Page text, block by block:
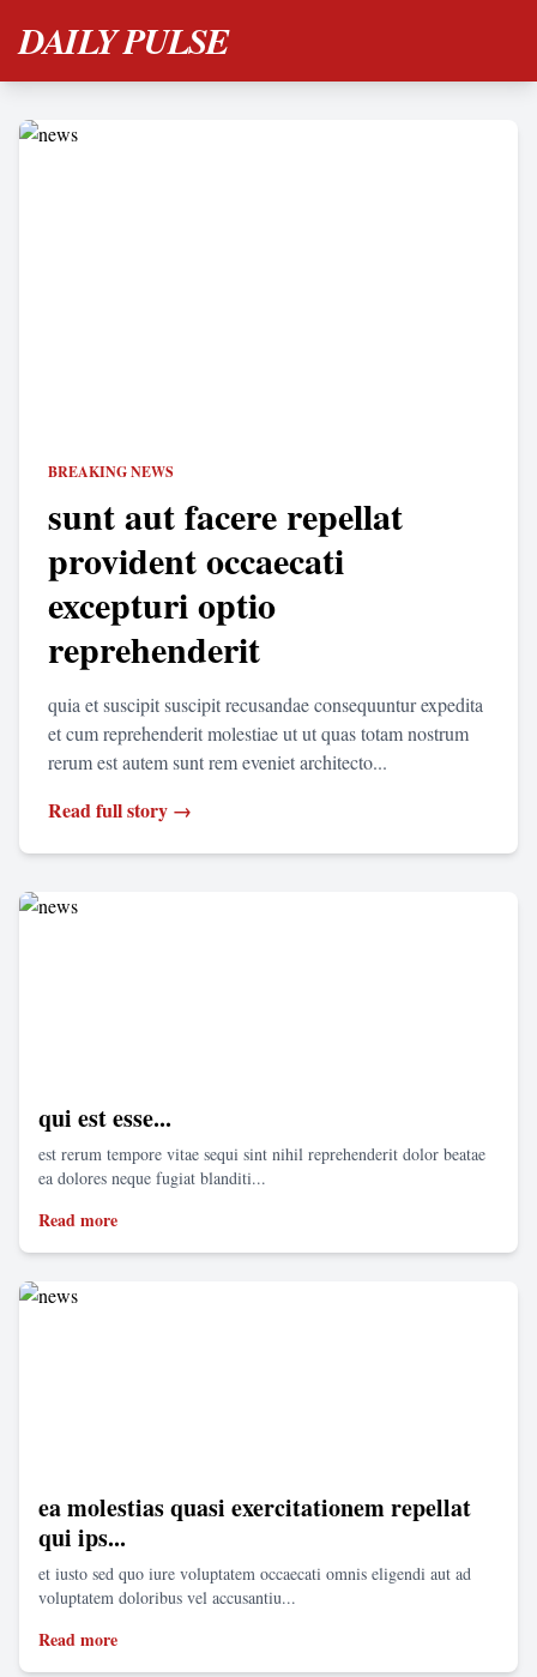
DAILY PULSE
BREAKING NEWS
sunt aut facere repellat
provident occaecati
excepturi optio
reprehenderit
quia et suscipit suscipit recusandae consequuntur expedita
et cum reprehenderit molestiae ut ut quas totam nostrum
rerum est autem sunt rem eveniet architecto...
Read full story →
qui est esse...
est rerum tempore vitae sequi sint nihil reprehenderit dolor beatae
ea dolores neque fugiat blanditi...
Read more
ea molestias quasi exercitationem repellat
qui ips...
et iusto sed quo iure voluptatem occaecati omnis eligendi aut ad
voluptatem doloribus vel accusantiu...
Read more